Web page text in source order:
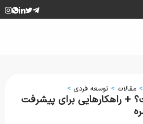
> مقالات > توسعه فردی >
+ راهکارهایی برای پیشرفت